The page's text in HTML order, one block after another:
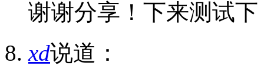
谢谢分享！下来测试下
xd说道：